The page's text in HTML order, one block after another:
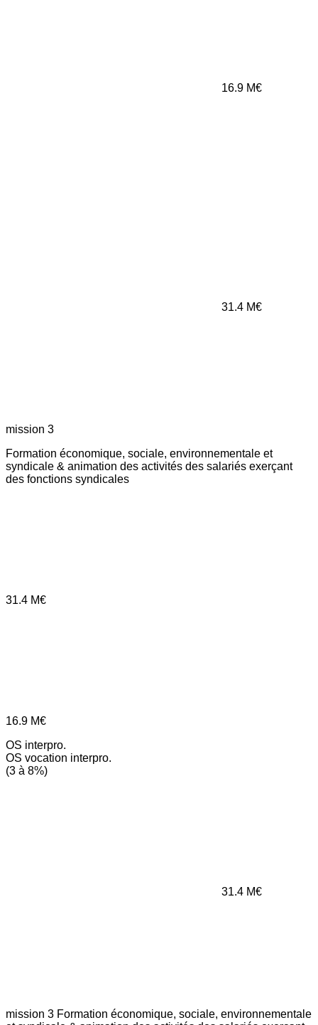
16.9 M€
31.4 M€
mission 3
Formation économique, sociale, environnementale et
syndicale & animation des activités des salariés exerçant
des fonctions syndicales
31.4 M€
16.9 M€
OS interpro.
OS vocation interpro.
(3 à 8%)
31.4 M€
mission 3 Formation économique, sociale, environnementale